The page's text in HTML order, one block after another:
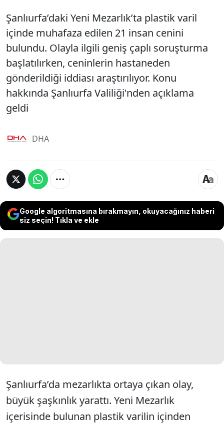
Şanlıurfa’daki Yeni Mezarlık’ta plastik varil
içinde muhafaza edilen 21 insan cenini
bulundu. Olayla ilgili geniş çaplı soruşturma
başlatılırken, ceninlerin hastaneden
gönderildiği iddiası araştırılıyor. Konu
hakkında Şanlıurfa Valiliği'nden açıklama
geldi
DHA
Google algoritmasına bırakmayın, okuyacağınız haberi
siz seçin! Tıkla ve ekle
Şanlıurfa’da mezarlıkta ortaya çıkan olay,
büyük şaşkınlık yarattı. Yeni Mezarlık
içerisinde bulunan plastik varilin içinden